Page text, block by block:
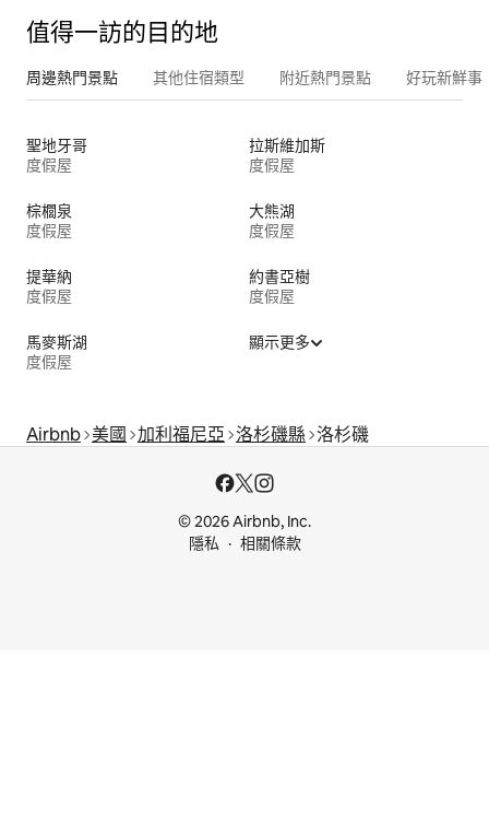
值得一訪的目的地
周邊熱門景點 其他住宿類型 附近熱門景點 好玩新鮮事
聖地牙哥
度假屋
拉斯維加斯
度假屋
棕櫚泉
度假屋
大熊湖
度假屋
提華納
度假屋
約書亞樹
度假屋
馬麥斯湖
度假屋
顯示更多
Airbnb 美國 加利福尼亞 洛杉磯縣 洛杉磯
© 2026 Airbnb, Inc.
隱私
相關條款